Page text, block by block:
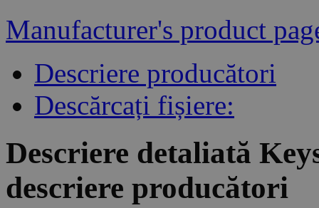
Manufacturer's product
Descriere producători
Descărcați fișiere:
Descriere detaliată
descriere producători